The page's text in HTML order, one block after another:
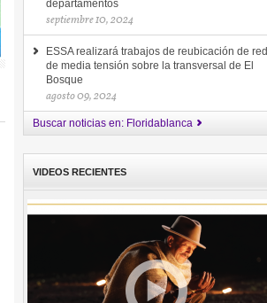
departamentos
septiembre 10, 2024
ESSA realizará trabajos de reubicación de red
de media tensión sobre la transversal de El
Bosque
agosto 09, 2024
Buscar noticias en: Floridablanca
VIDEOS RECIENTES